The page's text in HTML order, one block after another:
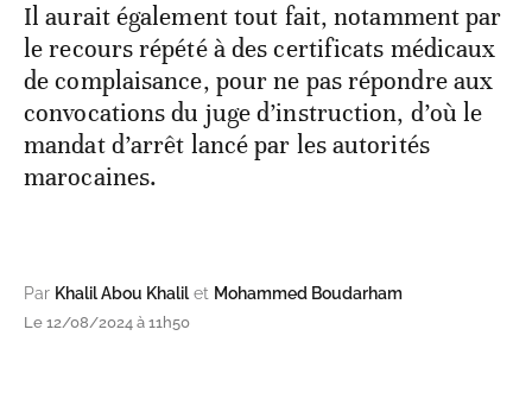
Il aurait également tout fait, notamment par
le recours répété à des certificats médicaux
de complaisance, pour ne pas répondre aux
convocations du juge d’instruction, d’où le
mandat d’arrêt lancé par les autorités
marocaines.
Par Khalil Abou Khalil et Mohammed Boudarham
Le 12/08/2024 à 11h50